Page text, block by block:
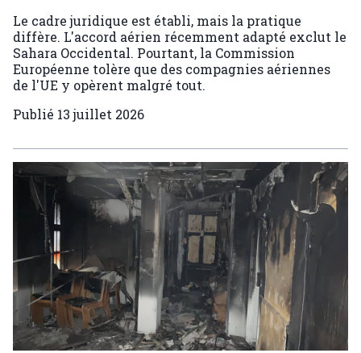
Le cadre juridique est établi, mais la pratique
diffère. L'accord aérien récemment adapté exclut le
Sahara Occidental. Pourtant, la Commission
Européenne tolère que des compagnies aériennes
de l'UE y opèrent malgré tout.
Publié 13 juillet 2026